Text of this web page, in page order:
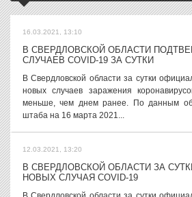
16.03.2021, 13:10
В СВЕРДЛОВСКОЙ ОБЛАСТИ
СЛУЧАЕВ COVID-19 ЗА СУТКИ
В Свердловской области за сутки
новых случаев заражения
меньше, чем днем ранее. По данным
штаба на 16 марта 2021...
12.03.2021, 13:20
В СВЕРДЛОВСКОЙ ОБЛАСТИ ЗА
НОВЫХ СЛУЧАЯ COVID-19